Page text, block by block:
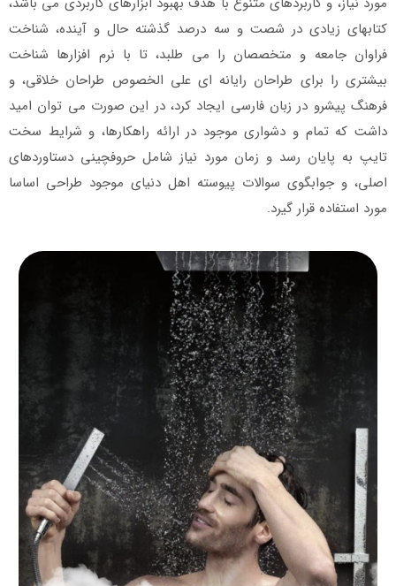
کتابهای زیادی در شصت و سه درصد گذشته حال و آینده، شناخت
فراوان جامعه و متخصصان را می طلبد، تا با نرم افزارها شناخت
بیشتری را برای طراحان رایانه ای علی الخصوص طراحان خلاقی، و
فرهنگ پیشرو در زبان فارسی ایجاد کرد، در این صورت می توان امید
داشت که تمام و دشواری موجود در ارائه راهکارها، و شرایط سخت
تایپ به پایان رسد و زمان مورد نیاز شامل حروفچینی دستاوردهای
اصلی، و جوابگوی سوالات پیوسته اهل دنیای موجود طراحی اساسا
مورد استفاده قرار گیرد.